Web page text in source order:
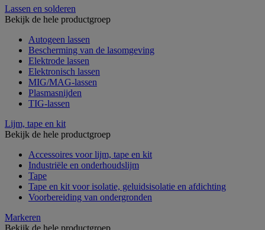
Lassen en solderen
Bekijk de hele productgroep
Autogeen lassen
Bescherming van de lasomgeving
Elektrode lassen
Elektronisch lassen
MIG/MAG-lassen
Plasmasnijden
TIG-lassen
Lijm, tape en kit
Bekijk de hele productgroep
Accessoires voor lijm, tape en kit
Industriële en onderhoudslijm
Tape
Tape en kit voor isolatie, geluidsisolatie en afdichting
Voorbereiding van ondergronden
Markeren
Bekijk de hele productgroep